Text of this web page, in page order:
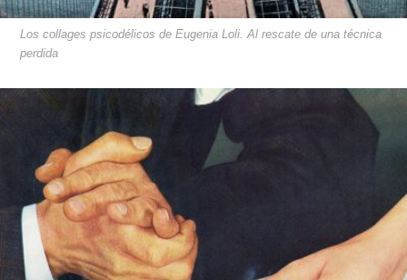
Los collages psicodélicos de Eugenia Loli. Al rescate de una técnica
perdida